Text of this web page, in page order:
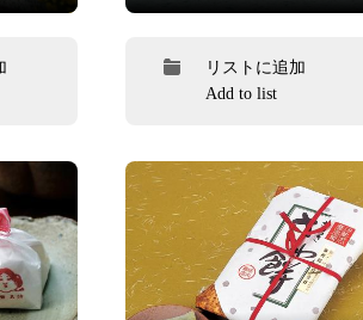
リストに追加
Add to list